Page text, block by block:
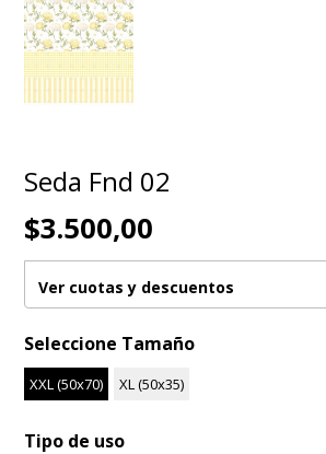
Seda Fnd 02
$3.500,00
Ver cuotas y descuentos
Seleccione Tamaño
XXL (50x70) XL (50x35)
Tipo de uso